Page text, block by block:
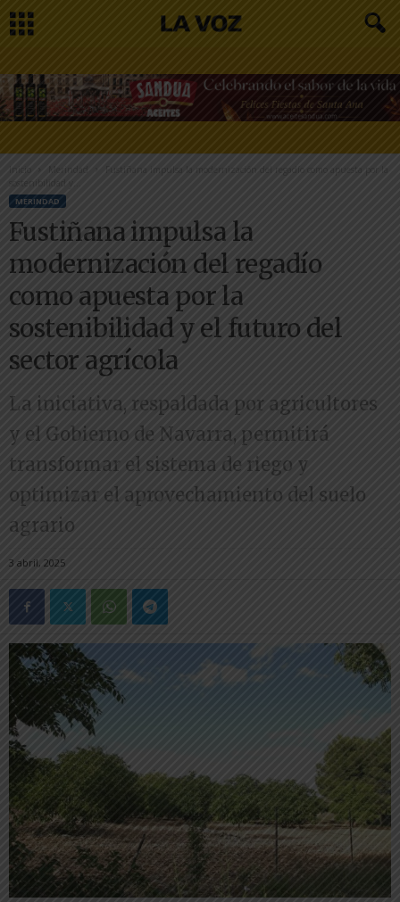
Inicio
Fustiñana impulsa la modernización del regadío como apuesta por la
sostenibilidad y...
MERINDAD
Fustiñana impulsa la
modernización del regadío
como apuesta por la
sostenibilidad y el futuro del
sector agrícola
La iniciativa, respaldada por agricultores
y el Gobierno de Navarra, permitirá
transformar el sistema de riego y
optimizar el aprovechamiento del suelo
agrario
3 abril, 2025